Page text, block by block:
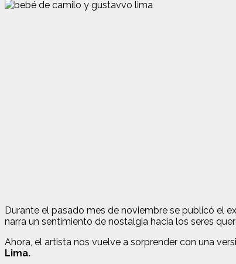
Durante el pasado mes de noviembre se publicó el
narra un sentimiento de nostalgia hacia los seres
Ahora, el artista nos vuelve a sorprender con una
Lima.